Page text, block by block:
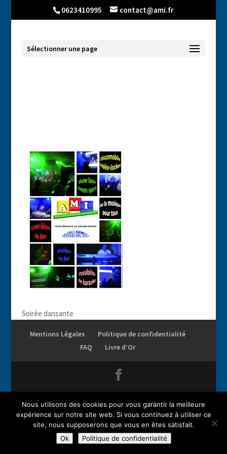
0623410995 contact@ami.fr
Sélectionner une page
Soirée dansante
Mentions Légales
Politique de confidentialité
FAQ
Livre d’Or
interdite.
Nous utilisons des cookies pour vous garantir la meilleure
expérience sur notre site web. Si vous continuez à utiliser ce
site, nous supposerons que vous en êtes satisfait.
Ok
Politique de confidentialité